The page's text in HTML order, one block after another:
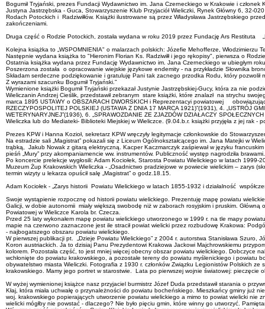
Bogumił Tryjański, prezes Fundacji Wydawnictwo im. Jana Czerneckiego w Krakowie i
Justyna Jastrzębska - Guca, Stowarzyszenie Klub Przyjaciół Wieliczki, Rynek Główny 6,
Rodach Potockich i Radziwiłłów. Książki ilustrowane są przez Władysława Jastrzębskiego
zakończeniami.
Druga część o Rodzie Potockich, została wydana w roku 2019 przez Fundację Ars Restituta
Kolejna książka to „WSPOMNIENIA" o malarzach polskich: Józefie Mehofferze, Włodzimierzu
Następnie wydana książka to "Hieronim Florian Ks. Radziwiłł i jego rękopisy", pierwsza o
Ostatnia książka wydana przez Fundację Wydawnictwo im. Jana Czerneckiego w ubiegłym
Poszerzona została o opracowanie wiejskie językowe endemity - na przykładzie Słownika
Składam serdeczne podziękowanie i gratuluję Pani tak zacnego przodka Rodu, który
Z wyrazami szacunku Bogumił Tryjański.”
Wymienione książki Bogumił Tryjański przekazał Justynie Jastrzębskiej-Gucy, która za nie
Wieliczanin Andrzej Cieślik, przedstawił zebranym stare książki, które znalazł na strychu
marca 1895 USTAWY o OBSZARACH DWORSKICH i Reprezentacyi powiatowej
RZECZYPOSPOLITEJ POLSKIEJ (USTAWA Z DNIA 17 MARCA 1921)”(1931), 4. „USTRÓJ
WETERYNARYJNEJ”(1936), 6. „SPRAWOZDANIE ZE ZJAZDÓW DZIAŁACZY
Wieliczka lub do Mediateki- Biblioteki Miejskiej w Wieliczce. (9.04.b.r. książki przyjęła z jej rak
Prezes KPW i Hanna Kozioł, sekretarz KPW wręczyły legitymacje członkowskie do
Na estradzie sali „Magistrat” pokazali się z Liceum Ogólnokształcącego im. Jana Matejki w
trąbką, Jakub Nowak z gitarą elektryczną. Kacper Kaczmarczyk zaśpiewał w języku
pieśń „Mury” przy akompaniamencie ww. instrumentów. Publiczność występ nagrodziła
Po koncercie prelekcje wygłosili: Adam Kociołek, Starosta Powiatu Wielickiego w latach
Muzeum Żup Krakowskich Wieliczka - „Osadnictwo pradziejowe w powiecie wielickim – zarys
termin wizyty u lekarza opuścił salę „Magistrat” o godz.18.15.
Adam Kociołek - „Zarys historii Powiatu Wielickiego w latach 1855-1932 i działalność
Swoje wystąpienie rozpocznę od historii powiatu wielickiego. Prezentuję mapę powiatu
Galicji, w dobie autonomii miały większą swobodę niż w zaborach rosyjskim i pruskim.
Powiatowej w Wieliczce Karola br. Czecza.
Przed 25 laty wykonałem mapę powiatu wielickiego utworzonego w 1999 r. na tle mapy
mapie na czerwono zaznaczone jest ile stracił powiat wielicki przez rozbudowę Krakowa:
- najbogatszego obszaru powiatu wielickiego.
W pierwszej publikacji pt. „Dzieje Powiatu Wielickiego” z 2004 r. autorstwa Stanisława
Koron austriackich. Ja to dzisiaj Panu Prezydentowi Krakowa Jackowi Majchrowskiemu
kolorem. Pozostała część, to jest mniej więcej obecny obszar powiatu wielickiego. Dobczyce
wchłonięte do powiatu krakowskiego, a pozostałe tereny do powiatu myślenickiego i
obywatelstwo miasta Wieliczki. Fotografia z 1930 r. członków Związku Legionistów Polskich
krakowskiego. Mamy jego portret w starostwie. Lata po pierwszej wojnie światowej: pieczęcie
W wyżej wymienionej książce nasz przyjaciel burmistrz Józef Duda przedstawił starania o
Kłaj, która miała uchwałę o przynależności do powiatu bocheńskiego. Mieszkańcy gminy już
woj. krakowskiego popierających utworzenie powiatu wielickiego a mimo to powiat wielicki nie
wielicki mógłby nie powstać - dlaczego? Nie było pięciu gmin, które winny go utworzyć.